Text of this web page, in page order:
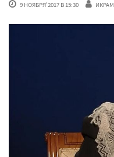
9 НОЯБРЯ'2017 В 15:30